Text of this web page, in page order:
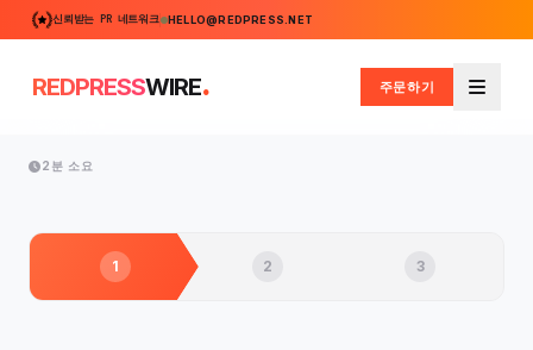
신뢰받는 PR 네트워크 HELLO@REDPRESS.NET
REDPRESSWIRE. 주문하기
메뉴
2분 소요
1 2 3